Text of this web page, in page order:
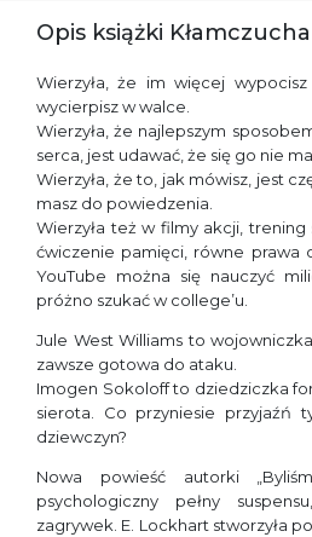
Opis książki Kłamczucha
Wierzyła, że im więcej
wycierpisz w walce.
Wierzyła, że najlepszym
serca, jest udawać, że się go nie ma.
Wierzyła, że to, jak mówisz, jest
masz do powiedzenia.
Wierzyła też w filmy akcji, trening
ćwiczenie pamięci, równe prawa
YouTube można się nauczyć
próżno szukać w college’u.
Jule West Williams to
zawsze gotowa do ataku.
Imogen Sokoloff to dziedziczka
sierota. Co przyniesie przyjaźń
dziewczyn?
Nowa powieść autorki
psychologiczny pełny
zagrywek. E. Lockhart stworzyła